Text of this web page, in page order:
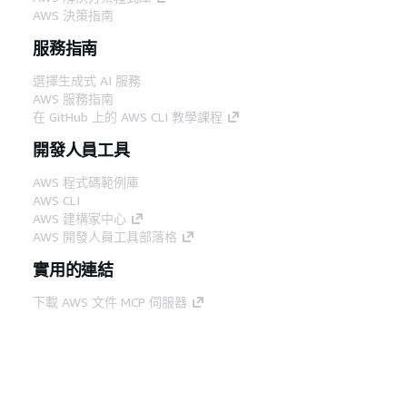
AWS 決策指南
服務指南
選擇生成式 AI 服務
AWS 服務指南
在 GitHub 上的 AWS CLI 教學課程
開發人員工具
AWS 程式碼範例庫
AWS CLI
AWS 建構家中心
AWS 開發人員工具部落格
實用的連結
下載 AWS 文件 MCP 伺服器